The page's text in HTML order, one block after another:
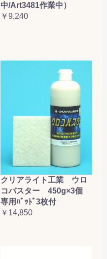
中/Art3481作業中）
￥9,240
クリアライト工業 ウロ
コバスター 450g×3個
専用ﾊﾟｯﾄﾞ3枚付
￥14,850